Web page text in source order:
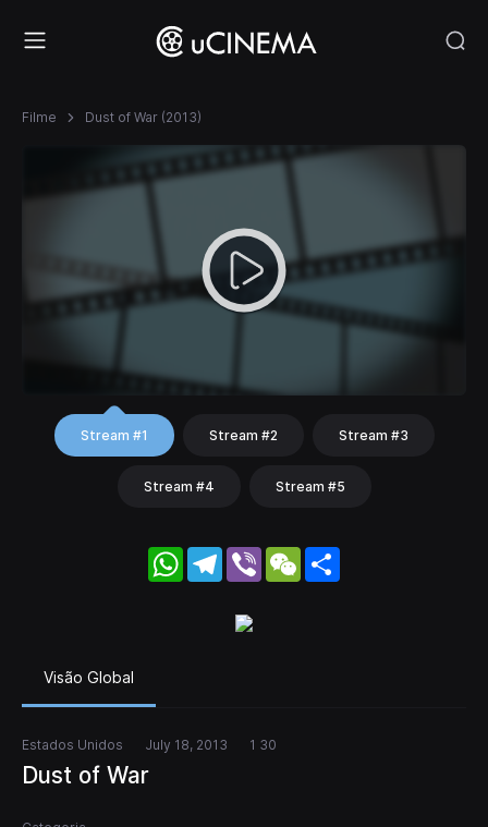
Filme Dust of War (2013)
Stream #1 Stream #2 Stream #3
Stream #4 Stream #5
WhatsApp
Telegram
Viber WeChat
Visão Global
Estados Unidos July 18, 2013 1 30
Dust of War